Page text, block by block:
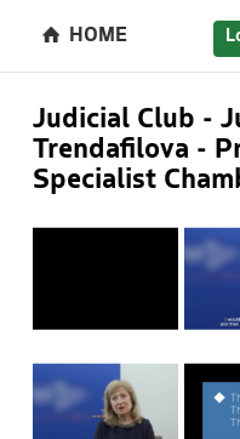
HOME
Judicial Club -
Trendafilova -
Specialist